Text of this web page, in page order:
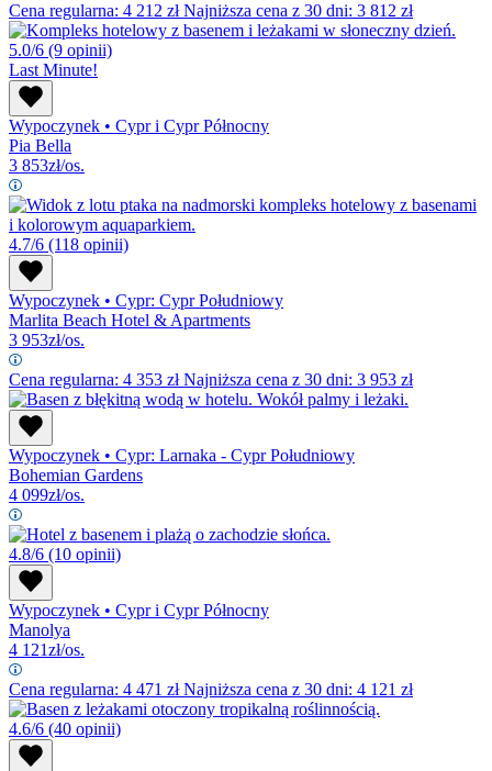
Cena regularna: 4 212 złNajniższa cena z 30 dni: 3 812 zł
5.0/6 (9 opinii)
Last Minute!
Wypoczynek • Cypr i Cypr Północny
Pia Bella
3 853zł/os.
4.7/6 (118 opinii)
Wypoczynek • Cypr: Cypr Południowy
Marlita Beach Hotel & Apartments
3 953zł/os.
Cena regularna: 4 353 złNajniższa cena z 30 dni: 3 953 zł
Wypoczynek • Cypr: Larnaka - Cypr Południowy
Bohemian Gardens
4 099zł/os.
4.8/6 (10 opinii)
Wypoczynek • Cypr i Cypr Północny
Manolya
4 121zł/os.
Cena regularna: 4 471 złNajniższa cena z 30 dni: 4 121 zł
4.6/6 (40 opinii)